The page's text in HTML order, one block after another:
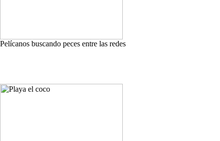
Pelícanos buscando peces entre las redes